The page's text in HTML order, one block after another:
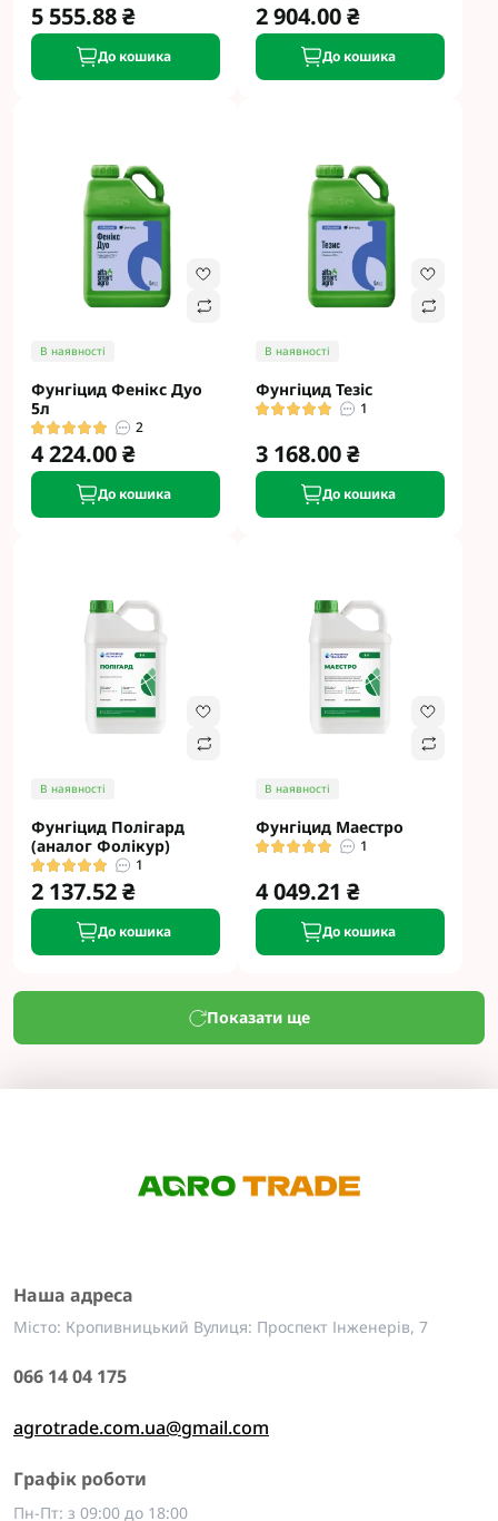
5 555.88 ₴
До кошика
2 904.00 ₴
До кошика
В наявності
Фунгіцид Фенікс Дуо
5л
2
4 224.00 ₴
До кошика
В наявності
Фунгіцид Тезіс
1
3 168.00 ₴
До кошика
В наявності
Фунгіцид Полігард
(аналог Фолікур)
1
2 137.52 ₴
До кошика
В наявності
Фунгіцид Маестро
1
4 049.21 ₴
До кошика
Показати ще
Наша адреса
Місто: Кропивницький Вулиця: Проспект Інженерів, 7
066 14 04 175
agrotrade.com.ua@gmail.com
Графік роботи
Пн-Пт: з 09:00 до 18:00